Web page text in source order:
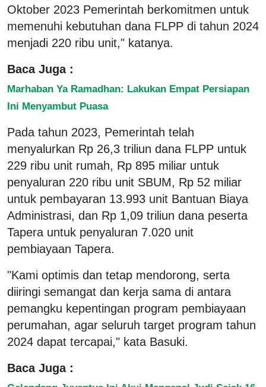
Oktober 2023 Pemerintah berkomitmen untuk
memenuhi kebutuhan dana FLPP di tahun 2024
menjadi 220 ribu unit," katanya.
Baca Juga :
Marhaban Ya Ramadhan: Lakukan Empat Persiapan
Ini Menyambut Puasa
Pada tahun 2023, Pemerintah telah
menyalurkan Rp 26,3 triliun dana FLPP untuk
229 ribu unit rumah, Rp 895 miliar untuk
penyaluran 220 ribu unit SBUM, Rp 52 miliar
untuk pembayaran 13.993 unit Bantuan Biaya
Administrasi, dan Rp 1,09 triliun dana peserta
Tapera untuk penyaluran 7.020 unit
pembiayaan Tapera.
"Kami optimis dan tetap mendorong, serta
diiringi semangat dan kerja sama di antara
pemangku kepentingan program pembiayaan
perumahan, agar seluruh target program tahun
2024 dapat tercapai," kata Basuki.
Baca Juga :